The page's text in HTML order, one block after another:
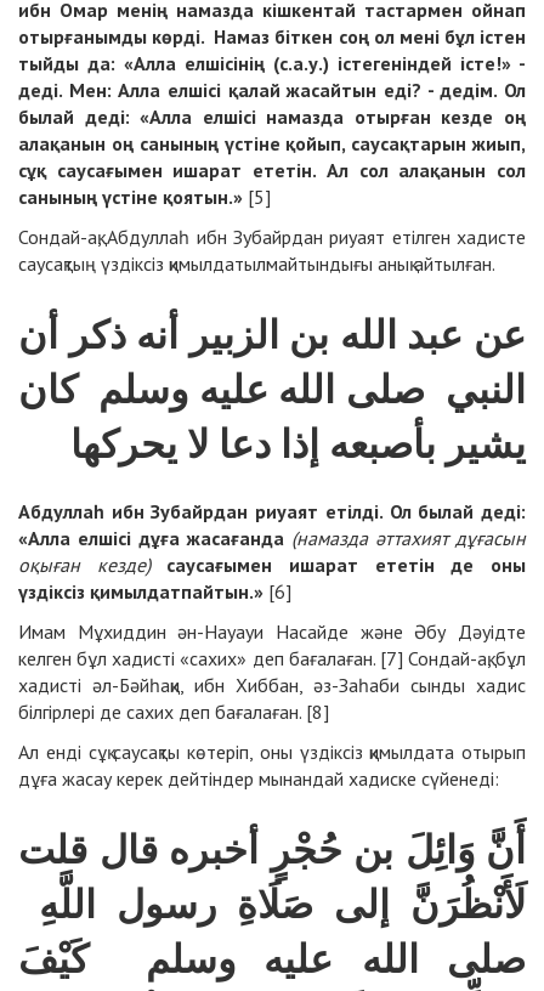
ибн Омар менің намазда кішкентай тастармен ойнап
отырғанымды көрді. Намаз біткен соң ол мені бұл істен
тыйды да: «Алла елшісінің (с.а.у.) істегеніндей істе!» -
деді. Мен: Алла елшісі қалай жасайтын еді? - дедім. Ол
былай деді: «Алла елшісі намазда отырған кезде оң
алақанын оң санының үстіне қойып, саусақтарын жиып,
сұқ саусағымен ишарат ететін. Ал сол алақанын сол
санының үстіне қоятын.» [5]
Сондай-ақ, Абдуллаһ ибн Зубайрдан риуаят етілген хадисте
саусақтың үздіксіз қимылдатылмайтындығы анық айтылған.
عن عبد الله بن الزبير أنه ذكر أن
النبي صلى الله عليه وسلم كان
يشير بأصبعه إذا دعا لا يحركها
Абдуллаһ ибн Зубайрдан риуаят етілді. Ол былай деді:
«Алла елшісі дұға жасағанда (намазда әттахият дұғасын
оқыған кезде) саусағымен ишарат ететін де оны
үздіксіз қимылдатпайтын.» [6]
Имам Мұхиддин ән-Науауи Насайде және Әбу Дәуідте
келген бұл хадисті «сахих» деп бағалаған. [7] Сондай-ақ, бұл
хадисті әл-Бәйһақи, ибн Хиббан, әз-Заһаби сынды хадис
білгірлері де сахих деп бағалаған. [8]
Ал енді сұқ саусақты көтеріп, оны үздіксіз қимылдата отырып
дұға жасау керек дейтіндер мынандай хадиске сүйенеді:
أَنَّ وَائِلَ بن حُجْرٍ أخبره قال قلت
لَأَنْظُرَنَّ إلى صَلَاةِ رسول اللَّهِ
صلى الله عليه وسلم كَيْفَ